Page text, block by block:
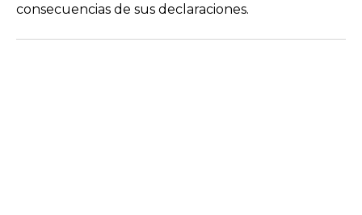
consecuencias de sus declaraciones.